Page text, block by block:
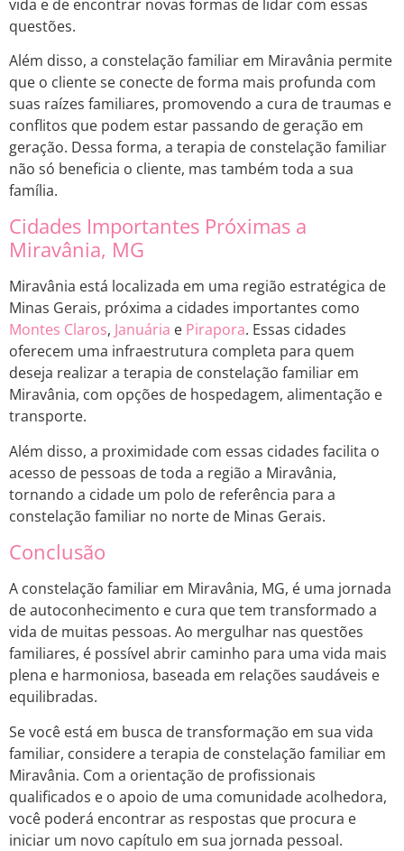
vida e de encontrar novas formas de lidar com essas
questões.
Além disso, a constelação familiar em Miravânia permite
que o cliente se conecte de forma mais profunda com
suas raízes familiares, promovendo a cura de traumas e
conflitos que podem estar passando de geração em
geração. Dessa forma, a terapia de constelação familiar
não só beneficia o cliente, mas também toda a sua
família.
Cidades Importantes Próximas a
Miravânia, MG
Miravânia está localizada em uma região estratégica de
Minas Gerais, próxima a cidades importantes como
Montes Claros, Januária e Pirapora. Essas cidades
oferecem uma infraestrutura completa para quem
deseja realizar a terapia de constelação familiar em
Miravânia, com opções de hospedagem, alimentação e
transporte.
Além disso, a proximidade com essas cidades facilita o
acesso de pessoas de toda a região a Miravânia,
tornando a cidade um polo de referência para a
constelação familiar no norte de Minas Gerais.
Conclusão
A constelação familiar em Miravânia, MG, é uma jornada
de autoconhecimento e cura que tem transformado a
vida de muitas pessoas. Ao mergulhar nas questões
familiares, é possível abrir caminho para uma vida mais
plena e harmoniosa, baseada em relações saudáveis e
equilibradas.
Se você está em busca de transformação em sua vida
familiar, considere a terapia de constelação familiar em
Miravânia. Com a orientação de profissionais
qualificados e o apoio de uma comunidade acolhedora,
você poderá encontrar as respostas que procura e
iniciar um novo capítulo em sua jornada pessoal.